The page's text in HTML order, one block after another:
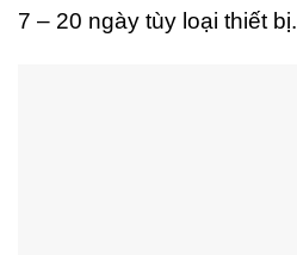
7 – 20 ngày tùy loại thiết bị.